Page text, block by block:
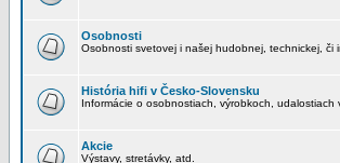
Osobnosti
Osobnosti svetovej i našej hudobnej, technickej, či
História hifi v Česko-Slovensku
Informácie o osobnostiach, výrobkoch, udalostiach
Akcie
Výstavy, stretávky, atd.